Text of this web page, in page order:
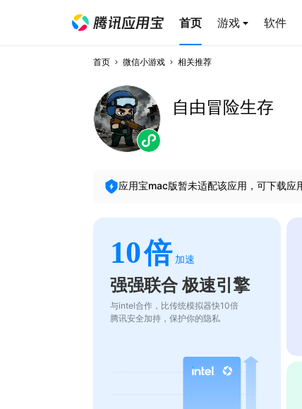
首页 游戏 软件
首页 微信小游戏 相关推荐
自由冒险生存
应用宝mac版暂未适配该应用，可下载应
10倍 加速
强强联合 极速引擎
与intel合作，比传统模拟器快10倍
腾讯安全加持，保护你的隐私